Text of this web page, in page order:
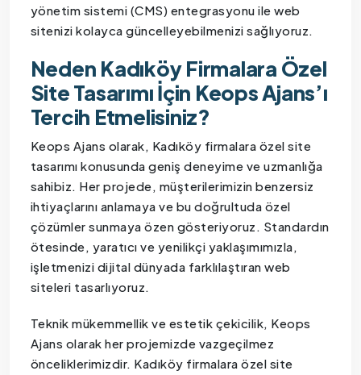
yönetim sistemi (CMS) entegrasyonu ile web
sitenizi kolayca güncelleyebilmenizi sağlıyoruz.
Neden Kadıköy Firmalara Özel
Site Tasarımı İçin Keops Ajans’ı
Tercih Etmelisiniz?
Keops Ajans olarak, Kadıköy firmalara özel site
tasarımı konusunda geniş deneyime ve uzmanlığa
sahibiz. Her projede, müşterilerimizin benzersiz
ihtiyaçlarını anlamaya ve bu doğrultuda özel
çözümler sunmaya özen gösteriyoruz. Standardın
ötesinde, yaratıcı ve yenilikçi yaklaşımımızla,
işletmenizi dijital dünyada farklılaştıran web
siteleri tasarlıyoruz.
Teknik mükemmellik ve estetik çekicilik, Keops
Ajans olarak her projemizde vazgeçilmez
önceliklerimizdir. Kadıköy firmalara özel site